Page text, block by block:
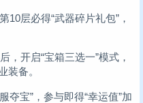
10层必得“武器碎片礼包”，
，开启“宝箱三选一”模式，
装备。
夺宝”，参与即得“幸运值”加